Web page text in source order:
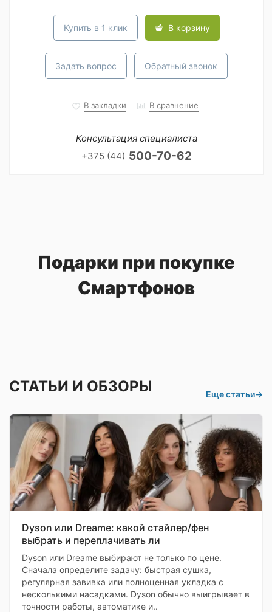
Купить в 1 клик В корзину
Задать вопрос Обратный звонок
В закладки В сравнение
Консультация специалиста
+375 (44) 500-70-62
Подарки при покупке
Смартфонов
СТАТЬИ И ОБЗОРЫ Еще статьи→
Dyson или Dreame: какой стайлер/фен
выбрать и переплачивать ли
Dyson или Dreame выбирают не только по цене.
Сначала определите задачу: быстрая сушка,
регулярная завивка или полноценная укладка с
несколькими насадками. Dyson обычно выигрывает в
точности работы, автоматике и..